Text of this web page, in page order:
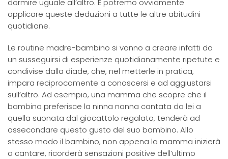
dormire uguale all’altro. E potremo ovviamente
applicare queste deduzioni a tutte le altre abitudini
quotidiane.
Le routine madre-bambino si vanno a creare infatti da
un susseguirsi di esperienze quotidianamente ripetute e
condivise dalla diade, che, nel metterle in pratica,
impara reciprocamente a conoscersi e ad aggiustarsi
sull’altro. Ad esempio, una mamma che scopre che il
bambino preferisce la ninna nanna cantata da lei a
quella suonata dal giocattolo regalato, tenderà ad
assecondare questo gusto del suo bambino. Allo
stesso modo il bambino, non appena la mamma inizierà
a cantare, ricorderà sensazioni positive dell’ultimo